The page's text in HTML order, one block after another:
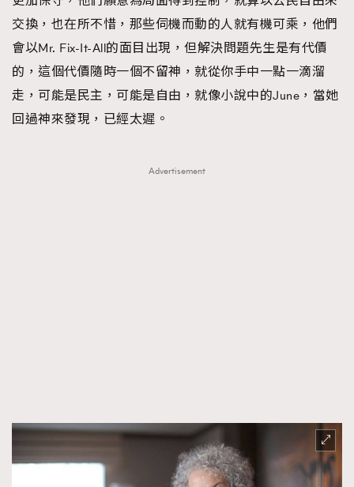
交換，也在所不惜，那些伺機而動的人就有機可乘，他們
會以Mr. Fix-It-All的面目出現，但解決問題先生是有代價
的，這個代價隨時一個不留神，就從你手中一點一滴溜
走，可能是民主，可能是自由，就像小說中的June，當她
回過神來發現，已經太遲。
Advertisement